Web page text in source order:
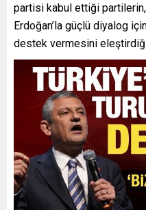
partisi kabul ettiği partilerin,
Erdoğan’la güçlü diyalog
destek vermesini